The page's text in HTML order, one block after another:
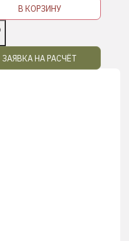
В КОРЗИНУ
ЗАЯВКА НА РАСЧЁТ